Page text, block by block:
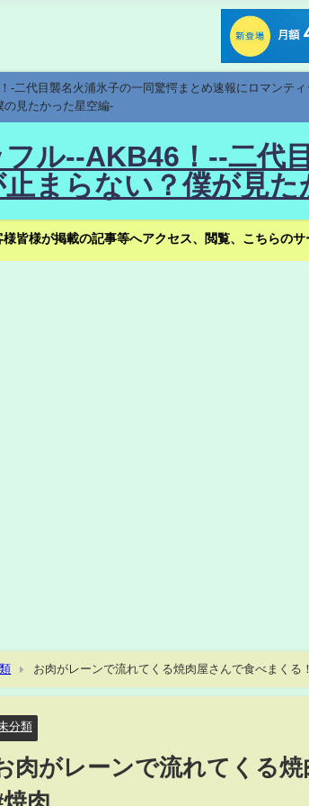
-二代目襲名火浦氷子の一同驚愕まとめ速報にロマンテ
の見たかった星空編-
ル--AKB46！--二代
止まらない？僕が見
様皆様が掲載の記事等へアクセス、閲覧、こちらの
お肉がレーンで流れてくる焼肉屋さんで食べまくる
分類
肉がレーンで流れてくる
肉